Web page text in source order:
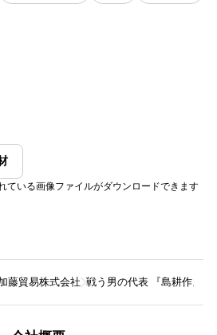
ている画像ファイルがダウンロードできます
藤貿易株式会社 戦う男の代表 『島耕作』